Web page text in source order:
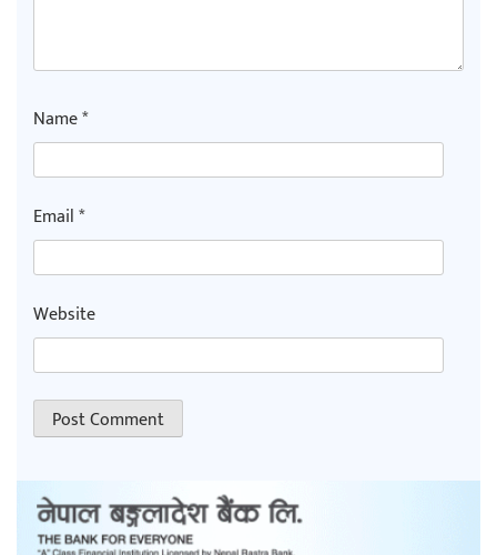
Name*
Email*
Website